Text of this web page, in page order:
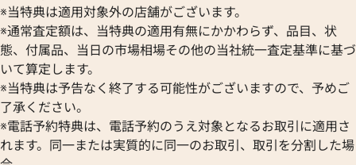
ルイヴィトン カフス タイピン
ルイヴィトン カ
※当特典は適用対象外の店舗がございます。
※通常査定額は、当特典の適用有無にかかわらず、品目、状
態、付属品、当日の市場相場その他の当社統一査定基準に基づ
いて算定します。
※当特典は予告なく終了する可能性がございますので、予めご
了承ください。
※電話予約特典は、電話予約のうえ対象となるお取引に適用さ
れます。同一または実質的に同一のお取引、取引を分割した場